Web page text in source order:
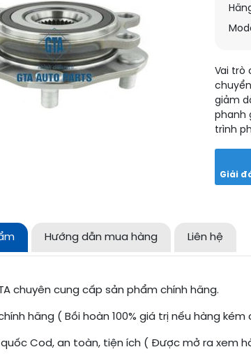
Vai trò
giảm
phanh
trình
Giải
Hướng dẫn mua hàng Liên hệ
chuyên cung cấp sản phẩm chính hãng.
hãng ( Bồi hoàn 100% giá trị nếu hàng kém
Cod, an toàn, tiện ích ( Được mở ra xem